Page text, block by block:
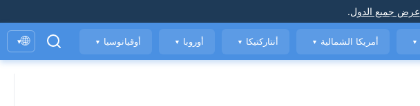
عرض جميع الدول.
▼ أمريكا الشمالية ▼ أنتاركتيكا ▼ أوروبا ▼ أوقيانوسيا ▼
🌐
▾